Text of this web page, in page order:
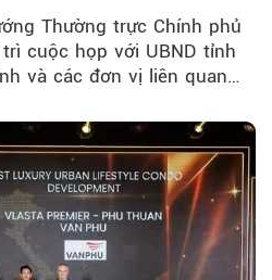
Thường trực Chính phủ
cuộc họp với UBND tỉnh
và các đơn vị liên quan